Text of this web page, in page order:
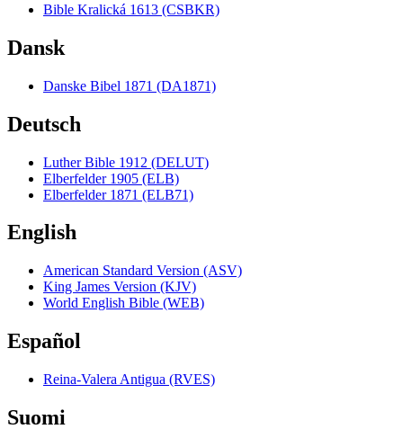
Bible Kralická 1613 (CSBKR)
Dansk
Danske Bibel 1871 (DA1871)
Deutsch
Luther Bible 1912 (DELUT)
Elberfelder 1905 (ELB)
Elberfelder 1871 (ELB71)
English
American Standard Version (ASV)
King James Version (KJV)
World English Bible (WEB)
Español
Reina-Valera Antigua (RVES)
Suomi